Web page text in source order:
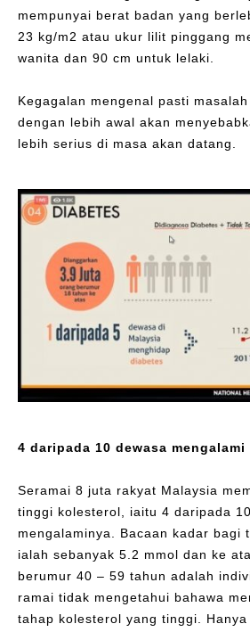
mempunyai berat badan yang
23 kg/m2 atau ukur lilit pinggang
wanita dan 90 cm untuk lelaki.
Kegagalan mengenal pasti
dengan lebih awal akan
lebih serius di masa akan datang.
4 daripada 10 dewasa
Seramai 8 juta rakyat Malaysia
tinggi kolesterol, iaitu 4 daripada
mengalaminya. Bacaan kadar bagi
ialah sebanyak 5.2 mmol dan ke
berumur 40 – 59 tahun adalah
ramai tidak mengetahui bahawa
tahap kolesterol yang tinggi.